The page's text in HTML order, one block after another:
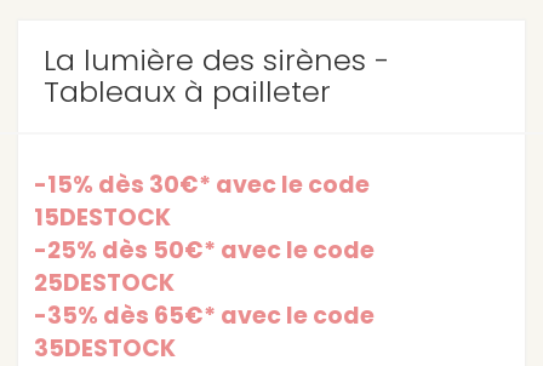
La lumière des sirènes -
Tableaux à pailleter
-15% dès 30€* avec le code
15DESTOCK
-25% dès 50€* avec le code
25DESTOCK
-35% dès 65€* avec le code
35DESTOCK